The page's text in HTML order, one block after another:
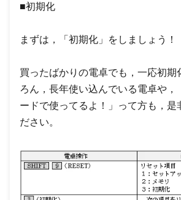
■初期化
まずは，「初期化」をしましょう！
買ったばかりの電卓でも，一応初期
ろん，長年使い込んでいる電卓や，
ードで使ってるよ！」って方も，是
ださい。